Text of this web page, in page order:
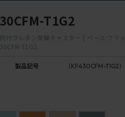
T1G2
付ウレタン双輪キャスター [ ベース:ブラッ
T1G2
製品記号 （KF430CFM-T1G2）